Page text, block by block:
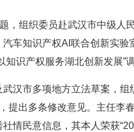
，组织委员赴武汉市中级人
车知识产权AI联合创新实
识产权服务湖北创新发展”
汉市多项地方立法草案，
提出多条修改意见。主任李
情民意信息，其本人荣获